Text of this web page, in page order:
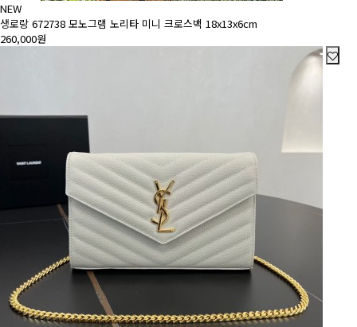
NEW
생로랑 672738 모노그램 노리타 미니 크로스백 18x13x6cm
260,000원